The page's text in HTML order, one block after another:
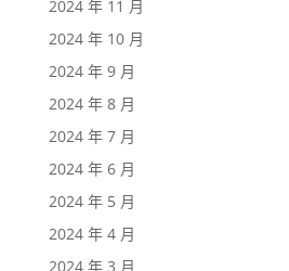
2024 年 11 月
2024 年 10 月
2024 年 9 月
2024 年 8 月
2024 年 7 月
2024 年 6 月
2024 年 5 月
2024 年 4 月
2024 年 3 月